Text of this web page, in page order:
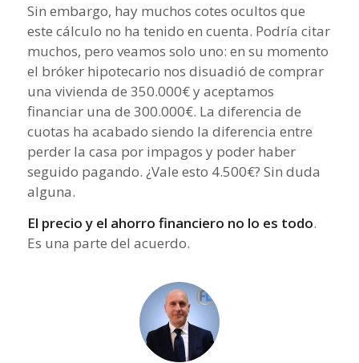
Sin embargo, hay muchos cotes ocultos que
este cálculo no ha tenido en cuenta. Podría citar
muchos, pero veamos solo uno: en su momento
el bróker hipotecario nos disuadió de comprar
una vivienda de 350.000€ y aceptamos
financiar una de 300.000€. La diferencia de
cuotas ha acabado siendo la diferencia entre
perder la casa por impagos y poder haber
seguido pagando. ¿Vale esto 4.500€? Sin duda
alguna.
El precio y el ahorro financiero no lo es todo.
Es una parte del acuerdo.